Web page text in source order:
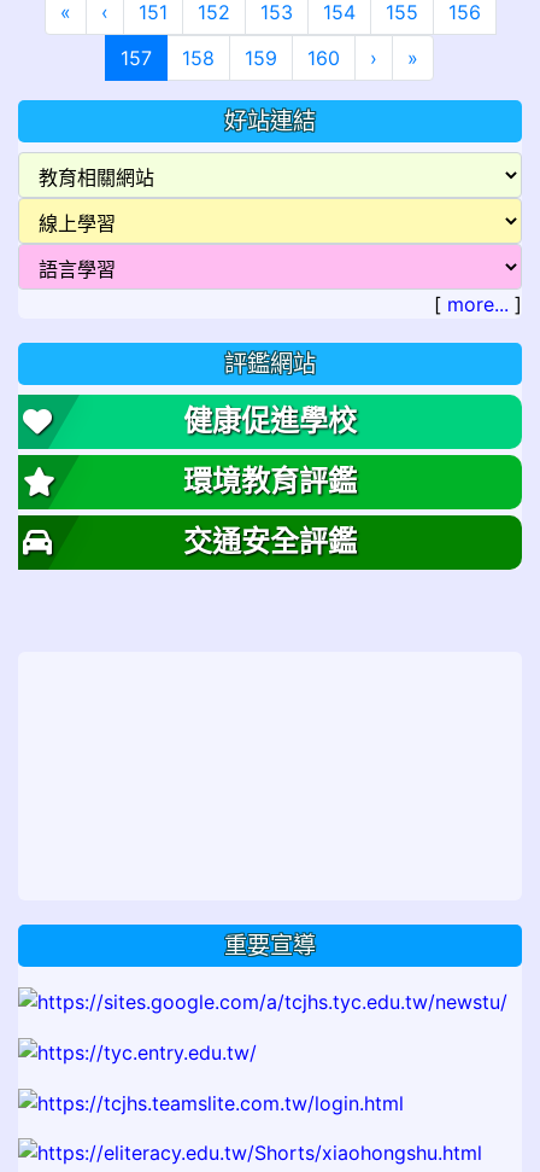
« 第一頁
‹上一頁
151 152 153 154 155
156
157(目前頁次)
158 159 160 › 下一頁
»
好站連結
[ more... ]
評鑑網站
健康促進學校
環境教育評鑑
交通安全評鑑
重要宣導